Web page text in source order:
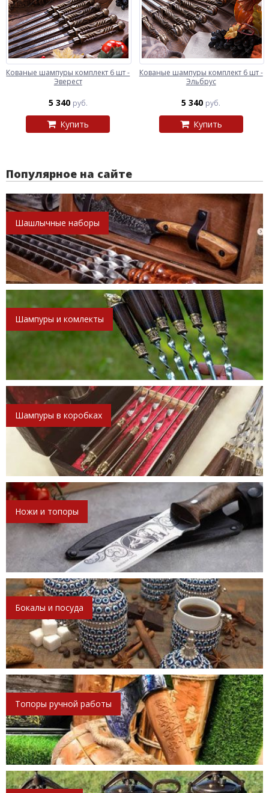
Кованые шампуры комплект 6 шт -
Эверест
5 340 руб.
Купить
Кованые шампуры комплект 6 шт -
Эльбрус
5 340 руб.
Купить
Популярное на сайте
Шашлычные наборы
Шампуры и комлекты
Шампуры в коробках
Ножи и топоры
Бокалы и посуда
Топоры ручной работы